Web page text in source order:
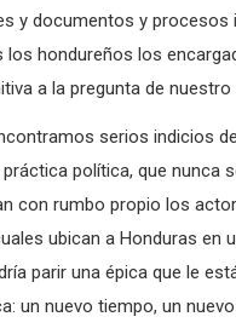
y documentos y procesos
los hondureños los
a la pregunta de nuestro
serios indicios
política, que nunca
con rumbo propio los
ubican a Honduras en
parir una épica que le
un nuevo tiempo, un